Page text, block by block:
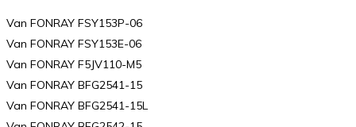
Van FONRAY FSY153P-06
Van FONRAY FSY153E-06
Van FONRAY F5JV110-M5
Van FONRAY BFG2541-15
Van FONRAY BFG2541-15L